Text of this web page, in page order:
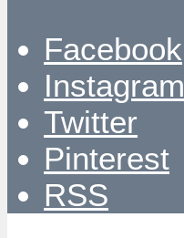
Facebook
Instagram
Twitter
Pinterest
RSS